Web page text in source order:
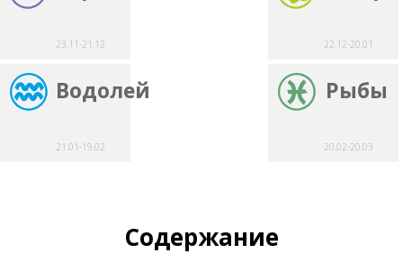
23.11-21.12 22.12-20.01
Водолей
21.01-19.02
Рыбы
20.02-20.03
Содержание